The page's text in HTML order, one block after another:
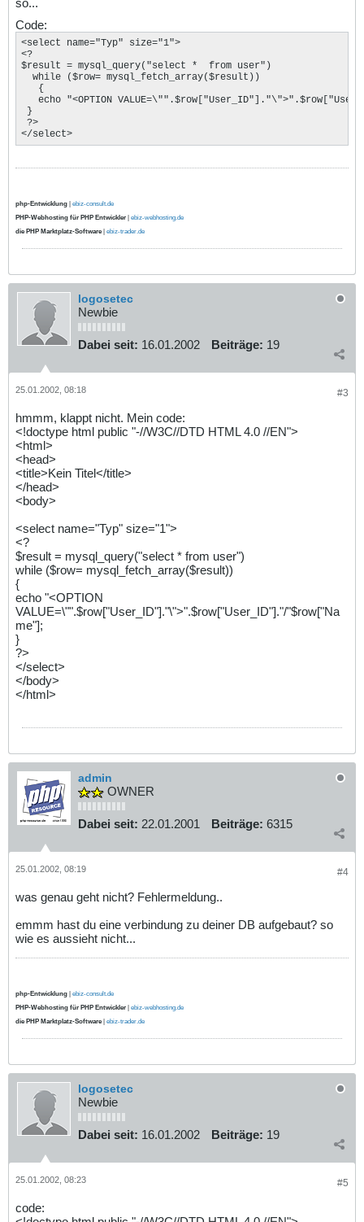
Code:
<select name="Typ" size="1">
<?
$result = mysql_query("select *  from user")
  while ($row= mysql_fetch_array($result))
   {
echo "<OPTION
}
?>
</select>
php-Entwicklung | ebiz-consult.de
PHP-Webhosting für PHP Entwickler | ebiz-webhosting.de
die PHP Marktplatz-Software | ebiz-trader.de
logosetec
Newbie
Dabei seit: 16.01.2002 Beiträge: 19
#3
25.01.2002, 08:18
hmmm, klappt nicht. Mein code:
<!doctype html public "-//W3C//DTD HTML 4.0 //EN">
<html>
<head>
<title>Kein Titel</title>
</head>
<body>
<select name="Typ" size="1">
<?
$result = mysql_query("select * from user")
while ($row= mysql_fetch_array($result))
{
echo "<OPTION
VALUE=\"".$row["User_ID"]."\">".$row["User_ID"]."/"$row["Na
me"];
}
?>
</select>
</body>
</html>
admin
OWNER
Dabei seit: 22.01.2001 Beiträge: 6315
#4
25.01.2002, 08:19
was genau geht nicht? Fehlermeldung..
emmm hast du eine verbindung zu deiner DB aufgebaut? so
wie es aussieht nicht...
php-Entwicklung | ebiz-consult.de
PHP-Webhosting für PHP Entwickler | ebiz-webhosting.de
die PHP Marktplatz-Software | ebiz-trader.de
logosetec
Newbie
Dabei seit: 16.01.2002 Beiträge: 19
#5
25.01.2002, 08:23
code: